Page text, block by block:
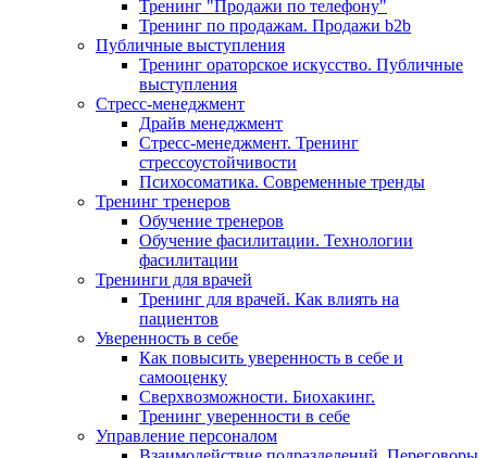
Тренинг "Продажи по телефону"
Тренинг по продажам. Продажи b2b
Публичные выступления
Тренинг ораторское искусство. Публичные
выступления
Стресс-менеджмент
Драйв менеджмент
Стресс-менеджмент. Тренинг
стрессоустойчивости
Психосоматика. Современные тренды
Тренинг тренеров
Обучение тренеров
Обучение фасилитации. Технологии
фасилитации
Тренинги для врачей
Тренинг для врачей. Как влиять на
пациентов
Уверенность в себе
Как повысить уверенность в себе и
самооценку
Сверхвозможности. Биохакинг.
Тренинг уверенности в себе
Управление персоналом